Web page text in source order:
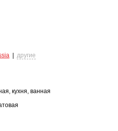
другие
кухня, ванная